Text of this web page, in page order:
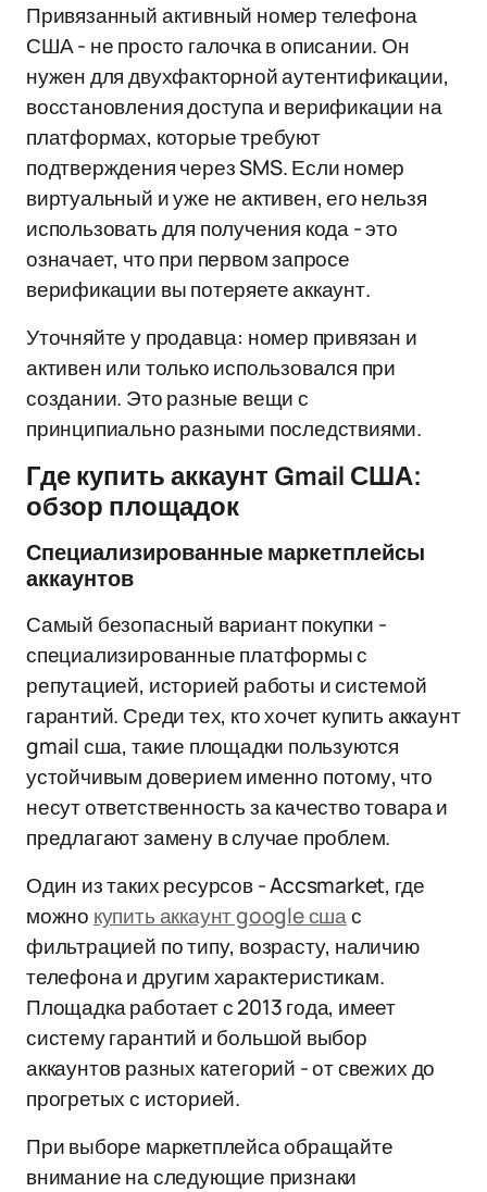
Привязанный активный номер телефона
США - не просто галочка в описании. Он
нужен для двухфакторной аутентификации,
восстановления доступа и верификации на
платформах, которые требуют
подтверждения через SMS. Если номер
виртуальный и уже не активен, его нельзя
использовать для получения кода - это
означает, что при первом запросе
верификации вы потеряете аккаунт.
Уточняйте у продавца: номер привязан и
активен или только использовался при
создании. Это разные вещи с
принципиально разными последствиями.
Где купить аккаунт Gmail США:
обзор площадок
Специализированные маркетплейсы
аккаунтов
Самый безопасный вариант покупки -
специализированные платформы с
репутацией, историей работы и системой
гарантий. Среди тех, кто хочет купить аккаунт
gmail сша, такие площадки пользуются
устойчивым доверием именно потому, что
несут ответственность за качество товара и
предлагают замену в случае проблем.
Один из таких ресурсов - Accsmarket, где
можно купить аккаунт google сшас
фильтрацией по типу, возрасту, наличию
телефона и другим характеристикам.
Площадка работает с 2013 года, имеет
систему гарантий и большой выбор
аккаунтов разных категорий - от свежих до
прогретых с историей.
При выборе маркетплейса обращайте
внимание на следующие признаки